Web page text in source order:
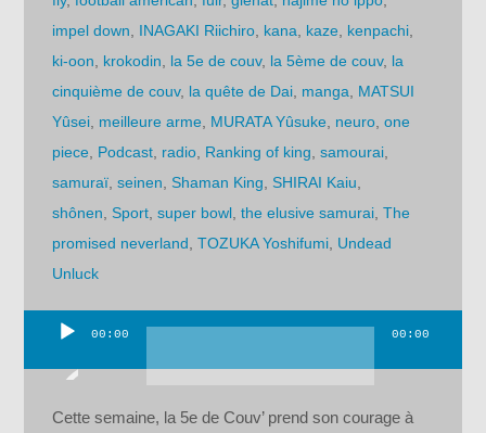
impel down
INAGAKI Riichiro kana kaze kenpachi
ki-oon
krokodin la 5e de couv, la 5ème de couv, la
cinquième de couv, la quête de Dai manga
MATSUI
Yûsei meilleure arme MURATA Yûsuke neuro ,one
piece Podcast radio Ranking of king ,samourai
samuraï ,seinen ,Shaman King ,SHIRAI Kaiu
shônen ,Sport ,super bowl ,the elusive samurai ,The
promised neverland ,TOZUKA Yoshifumi Undead
Unluck
00:00 00:00
Cette semaine, la 5e de Couv’ prend son courage à